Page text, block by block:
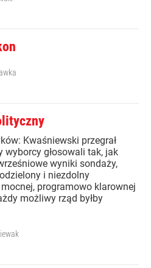
Kwaśniewski przegrał
wyborcy głosowali tak, jak
wyniki sondaży,
i niezdolny
programowo klarownej
możliwy rząd byłby